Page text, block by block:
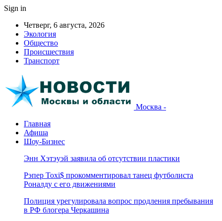
Sign in
Четверг, 6 августа, 2026
Экология
Общество
Происшествия
Транспорт
Москва -
Главная
Афиша
Шоу-Бизнес
Энн Хэтэуэй заявила об отсутствии пластики
Рэпер Toxi$ прокомментировал танец футболиста
Роналду с его движениями
Полиция урегулировала вопрос продления пребывания
в РФ блогера Черкашина